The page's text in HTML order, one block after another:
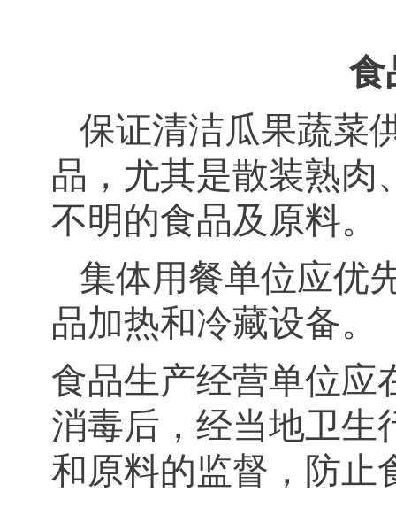
食
保证清洁瓜果蔬菜
品，尤其是散装熟肉
不明的食品及原料。
集体用餐单位应优
品加热和冷藏设备。
食品生产经营单位应
消毒后，经当地卫生
和原料的监督，防止